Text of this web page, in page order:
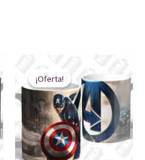
¡Oferta!
¡Oferta!original
era:
$ 20.000.
precio
actual
es:
$ 14.900.